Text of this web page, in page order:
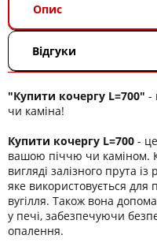
Опис
Відгуки
"Купити кочергу L=700" -
чи каміна!
Купити кочергу L=700 -
вашою піччю чи каміном.
вигляді залізного прута
яке використовується
вугілля. Також вона
у печі, забезпечуючи
опалення.